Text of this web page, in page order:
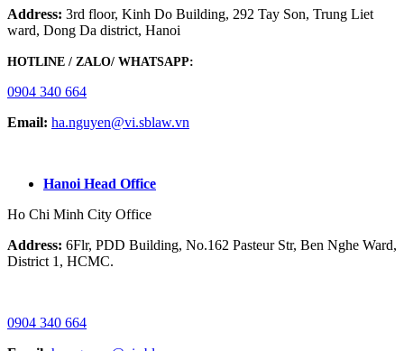
Address: 3rd floor, Kinh Do Building, 292 Tay Son, Trung Liet
ward, Dong Da district, Hanoi
HOTLINE / ZALO/ WHATSAPP:
0904 340 664
Email: ha.nguyen@vi.sblaw.vn
Hanoi Head Office
Ho Chi Minh City Office
Address: 6Flr, PDD Building, No.162 Pasteur Str, Ben Nghe Ward,
District 1, HCMC.
0904 340 664